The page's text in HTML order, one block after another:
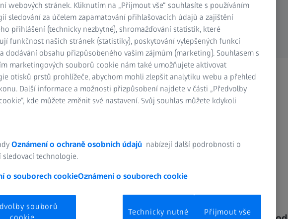
webových stránek. Kliknutím na „Přijmout vše“ souhlasíte s používáním
sledování za účelem zapamatování přihlašovacích údajů a zajištění
přihlášení (technicky nezbytné), shromažďování statistik, které
funkčnost našich stránek (statistiky), poskytování vylepšených funkcí
dodávání obsahu přizpůsobeného vašim zájmům (marketing). Souhlasem s
marketingových souborů cookie nám také umožňujete aktivovat
otisků prstů prohlížeče, abychom mohli zlepšit analytiku webu a přehled
Další informace a možnosti přizpůsobení najdete v části „Předvolby
kde můžete změnit své nastavení. Svůj souhlas můžete kdykoli
Oznámení o ochraně osobních údajů nabízejí další podrobnosti o
sledovací technologie.
o souborech cookieOznámení o souborech cookie
souborů
Technicky nutné Přijmout vše